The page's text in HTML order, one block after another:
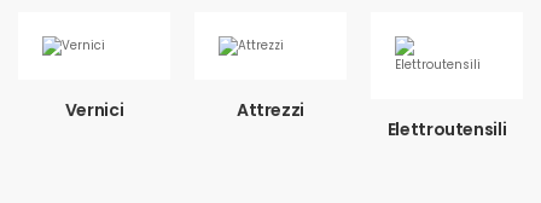
Vernici
Attrezzi
Elettroutensili